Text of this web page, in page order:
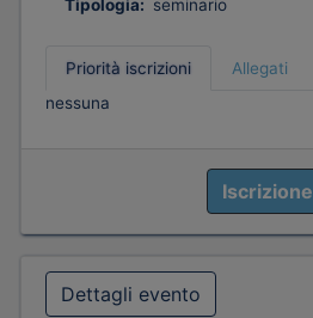
Tipologia: seminario
Priorità iscrizioni Allegati
nessuna
Iscrizione
Dettagli evento